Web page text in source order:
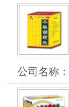
公司名称：